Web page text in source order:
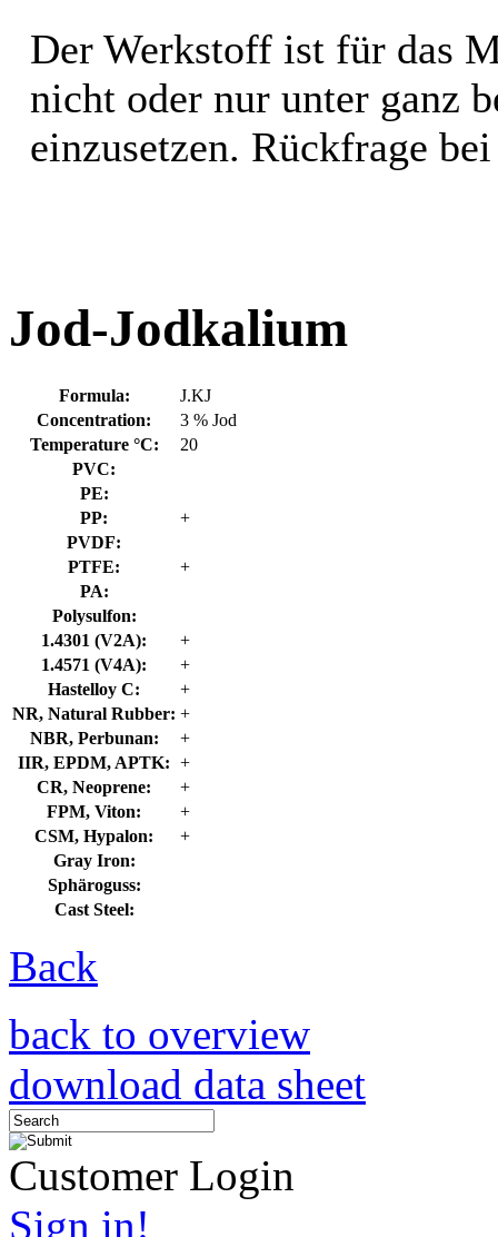
Der Werkstoff ist für das
nicht oder nur unter ganz
einzusetzen. Rückfrage
Jod-Jodkalium
Formula:
J.KJ
Concentration:
3 % Jod
Temperature °C:
20
PVC:
PE:
PP:
+
PVDF:
PTFE:
+
PA:
Polysulfon:
1.4301 (V2A):
+
1.4571 (V4A):
+
Hastelloy C:
+
NR, Natural Rubber: +
NBR, Perbunan:
+
IIR, EPDM, APTK: +
CR, Neoprene:
+
FPM, Viton:
+
CSM, Hypalon:
+
Gray Iron:
Sphäroguss:
Cast Steel:
Back
back to overview
download data sheet
Customer Login
Sign in!